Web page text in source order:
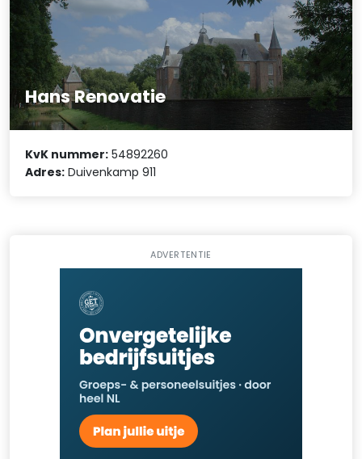
Hans Renovatie
KvK nummer: 54892260
Adres: Duivenkamp 911
ADVERTENTIE